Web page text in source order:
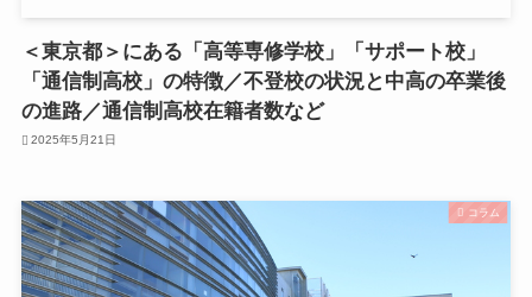
＜東京都＞にある「高等専修学校」「サポート校」
「通信制高校」の特徴／不登校の状況と中高の卒業後
の進路／通信制高校在籍者数など
2025年5月21日
コラム